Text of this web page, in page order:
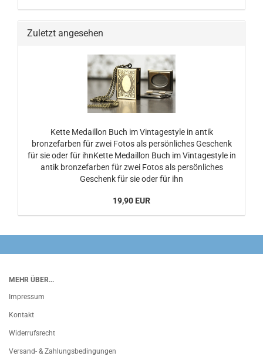
Zuletzt angesehen
Kette Medaillon Buch im Vintagestyle in antik
bronzefarben für zwei Fotos als persönliches Geschenk
für sie oder für ihnKette Medaillon Buch im Vintagestyle in
antik bronzefarben für zwei Fotos als persönliches
Geschenk für sie oder für ihn
19,90 EUR
MEHR ÜBER...
Impressum
Kontakt
Widerrufsrecht
Versand- & Zahlungsbedingungen